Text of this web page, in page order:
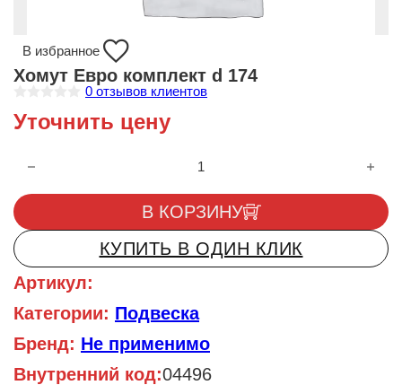
В избранное
Хомут Евро комплект d 174
ц
е
и
з
5
0 отзывов клиентов
Уточнить цену
Количество товара Хомут Евро комплект d 174
В КОРЗИНУ
КУПИТЬ В ОДИН КЛИК
Артикул:
Категории: Подвеска
Бренд: Не применимо
Внутренний код:04496